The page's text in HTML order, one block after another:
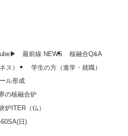
最前線 NEWS
核融合Q&A
ス）
ル形成
学生の方（進学・就職）
の核融合炉
炉ITER（仏）
日)